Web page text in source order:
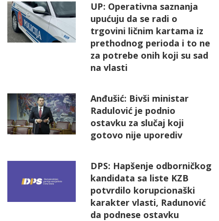
UP: Operativna saznanja
upućuju da se radi o
trgovini ličnim kartama iz
prethodnog perioda i to ne
za potrebe onih koji su sad
na vlasti
Anđušić: Bivši ministar
Radulović je podnio
ostavku za slučaj koji
gotovo nije uporediv
DPS: Hapšenje odborničkog
kandidata sa liste KZB
potvrdilo korupcionaški
karakter vlasti, Radunović
da podnese ostavku